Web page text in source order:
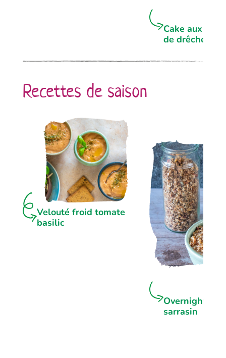
Cake aux
de drêche
Recettes de saison
Velouté froid tomate
basilic
Overnight
sarrasin